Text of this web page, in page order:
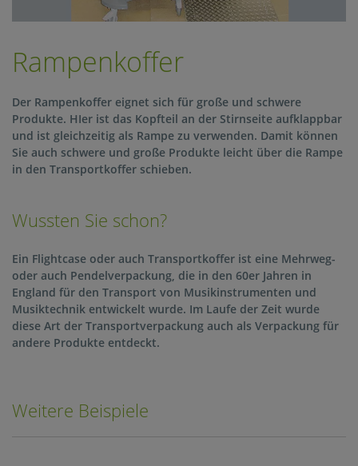
Rampenkoffer
Der Rampenkoffer eignet sich für große und schwere
Produkte. HIer ist das Kopfteil an der Stirnseite aufklappbar
und ist gleichzeitig als Rampe zu verwenden. Damit können
Sie auch schwere und große Produkte leicht über die Rampe
in den Transportkoffer schieben.
Wussten Sie schon?
Ein Flightcase oder auch Transportkoffer ist eine Mehrweg-
oder auch Pendelverpackung, die in den 60er Jahren in
England für den Transport von Musikinstrumenten und
Musiktechnik entwickelt wurde. Im Laufe der Zeit wurde
diese Art der Transportverpackung auch als Verpackung für
andere Produkte entdeckt.
Weitere Beispiele